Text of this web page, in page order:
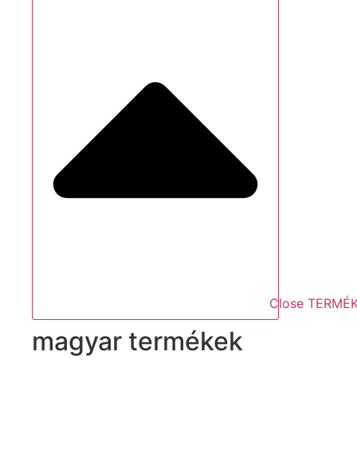
Close
magyar termékek